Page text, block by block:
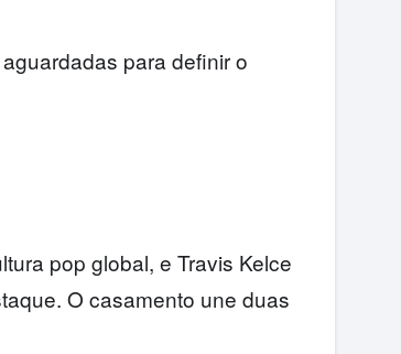
para definir o
pop global, e Travis Kelce
O casamento une duas